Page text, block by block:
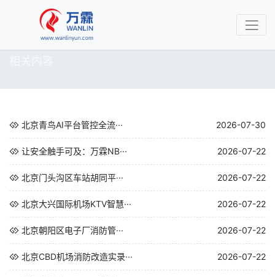
北京青鸟AI平台管控全流··· 2026-07-30
让安全触手可及：万霖NB··· 2026-07-22
北京门头沟区车站胡同平··· 2026-07-22
北京大兴国际机场KTV智慧··· 2026-07-22
北京朝阳区电子厂消防管··· 2026-07-22
北京CBD机场消防改造实录··· 2026-07-22